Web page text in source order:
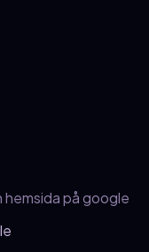
hemsida på google